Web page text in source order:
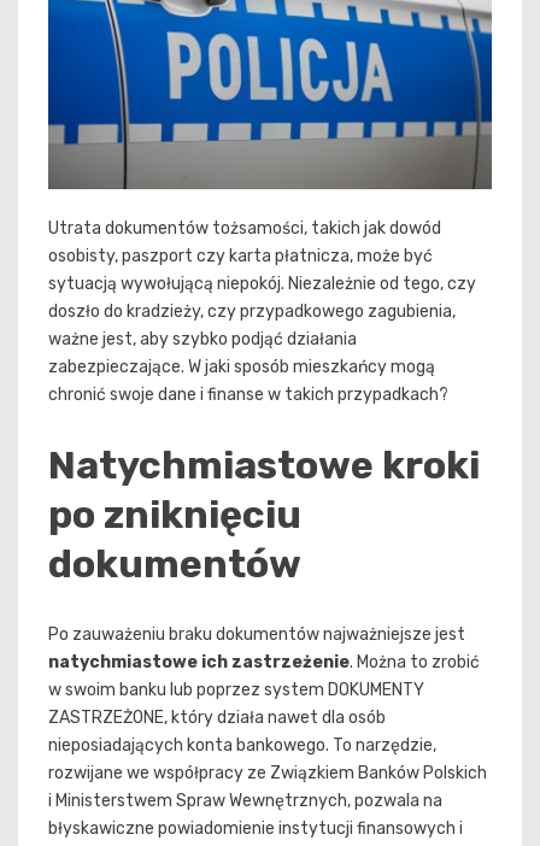
Utrata dokumentów tożsamości, takich jak dowód
osobisty, paszport czy karta płatnicza, może być
sytuacją wywołującą niepokój. Niezależnie od tego, czy
doszło do kradzieży, czy przypadkowego zagubienia,
ważne jest, aby szybko podjąć działania
zabezpieczające. W jaki sposób mieszkańcy mogą
chronić swoje dane i finanse w takich przypadkach?
Natychmiastowe kroki
po zniknięciu
dokumentów
Po zauważeniu braku dokumentów najważniejsze jest
natychmiastowe ich zastrzeżenie. Można to zrobić
w swoim banku lub poprzez system DOKUMENTY
ZASTRZEŻONE, który działa nawet dla osób
nieposiadających konta bankowego. To narzędzie,
rozwijane we współpracy ze Związkiem Banków Polskich
i Ministerstwem Spraw Wewnętrznych, pozwala na
błyskawiczne powiadomienie instytucji finansowych i